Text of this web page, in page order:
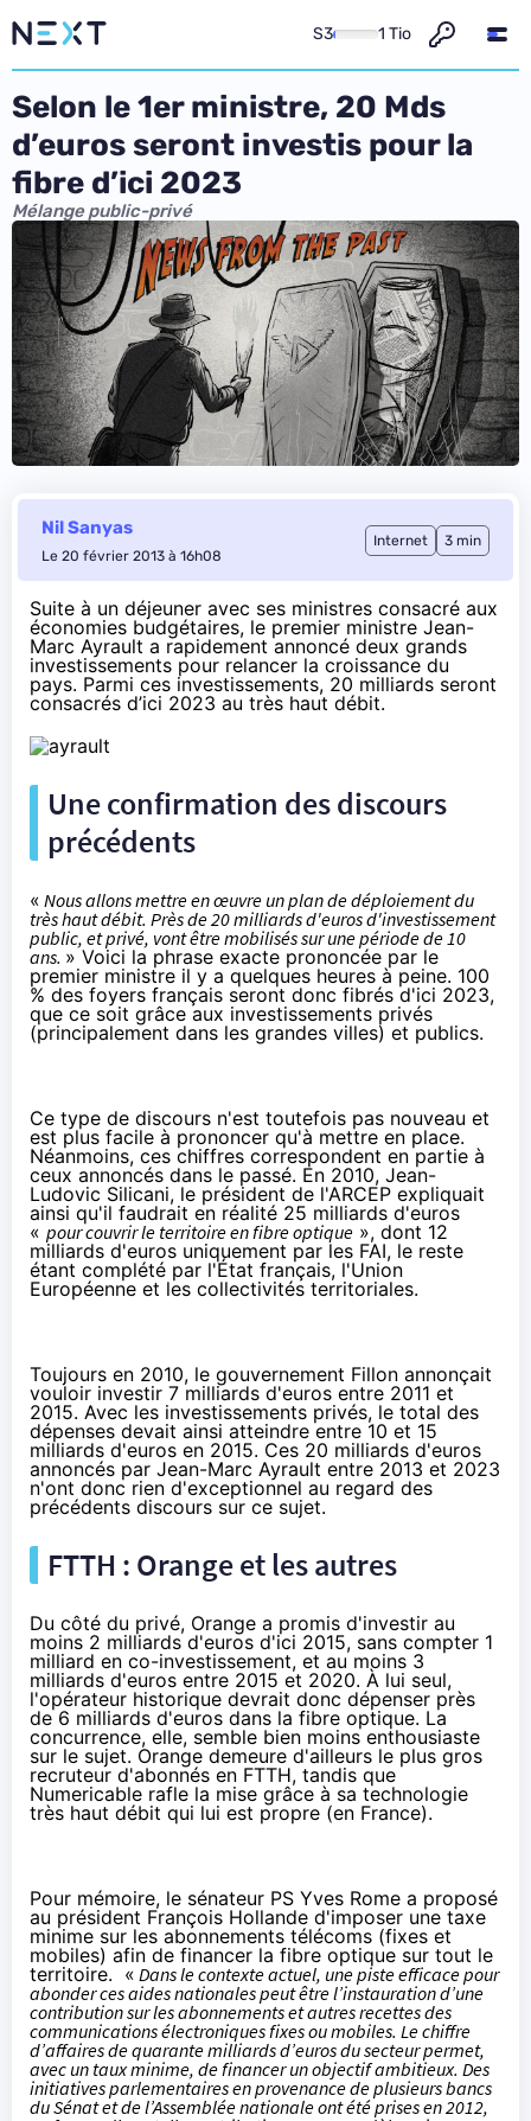
S3 1 Tio
Selon le 1er ministre, 20 Mds
d’euros seront investis pour la
fibre d’ici 2023
Mélange public-privé
Nil Sanyas
Le 20 février 2013 à 16h08
Internet 3 min
Suite à un déjeuner avec ses ministres consacré aux
économies budgétaires, le premier ministre Jean-
Marc Ayrault a rapidement annoncé deux grands
investissements pour relancer la croissance du
pays. Parmi ces investissements, 20 milliards seront
consacrés d’ici 2023 au très haut débit.
Une confirmation des discours
précédents
« Nous allons mettre en œuvre un plan de déploiement du
très haut débit. Près de 20 milliards d'euros d'investissement
public, et privé, vont être mobilisés sur une période de 10
ans. » Voici la phrase exacte prononcée par le
premier ministre il y a quelques heures à peine. 100
% des foyers français seront donc fibrés d'ici 2023,
que ce soit grâce aux investissements privés
(principalement dans les grandes villes) et publics.
Ce type de discours n'est toutefois pas nouveau et
est plus facile à prononcer qu'à mettre en place.
Néanmoins, ces chiffres correspondent en partie à
ceux annoncés dans le passé. En 2010, Jean-
Ludovic Silicani, le président de l'ARCEP expliquait
ainsi qu'il faudrait en réalité 25 milliards d'euros
« pour couvrir le territoire en fibre optique », dont 12
milliards d'euros uniquement par les FAI, le reste
étant complété par l'État français, l'Union
Européenne et les collectivités territoriales.
Toujours en 2010, le gouvernement Fillon annonçait
vouloir investir 7 milliards d'euros entre 2011 et
2015. Avec les investissements privés, le total des
dépenses devait ainsi atteindre entre 10 et 15
milliards d'euros en 2015. Ces 20 milliards d'euros
annoncés par Jean-Marc Ayrault entre 2013 et 2023
n'ont donc rien d'exceptionnel au regard des
précédents discours sur ce sujet.
FTTH : Orange et les autres
Du côté du privé, Orange a promis d'investir au
moins 2 milliards d'euros d'ici 2015, sans compter 1
milliard en co-investissement, et au moins 3
milliards d'euros entre 2015 et 2020. À lui seul,
l'opérateur historique devrait donc dépenser près
de 6 milliards d'euros dans la fibre optique. La
concurrence, elle, semble bien moins enthousiaste
sur le sujet. Orange demeure d'ailleurs le plus gros
recruteur d'abonnés en FTTH, tandis que
Numericable rafle la mise grâce à sa technologie
très haut débit qui lui est propre (en France).
Pour mémoire, le sénateur PS Yves Rome a proposé
au président François Hollande d'imposer une taxe
minime sur les abonnements télécoms (fixes et
mobiles) afin de financer la fibre optique sur tout le
territoire. « Dans le contexte actuel, une piste efficace pour
abonder ces aides nationales peut être l’instauration d’une
contribution sur les abonnements et autres recettes des
communications électroniques fixes ou mobiles. Le chiffre
d’affaires de quarante milliards d’euros du secteur permet,
avec un taux minime, de financer un objectif ambitieux. Des
initiativesparlementaires en provenance de plusieurs bancs
du Sénat et de l’Assemblée nationale ont été prises en 2012,